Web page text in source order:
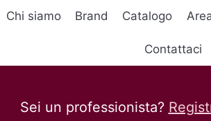
Chi siamo Brand Catalogo
Contattaci
Sei un professionista?